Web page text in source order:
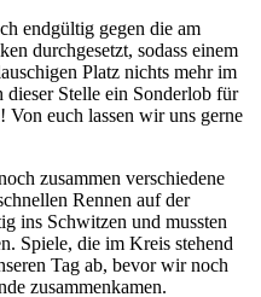
endgültig gegen die am
durchgesetzt, sodass einem
Platz nichts mehr im
Stelle ein Sonderlob für
Von euch lassen wir uns gerne
zusammen verschiedene
Rennen auf der
ins Schwitzen und mussten
Spiele, die im Kreis stehend
Tag ab, bevor wir noch
zusammenkamen.